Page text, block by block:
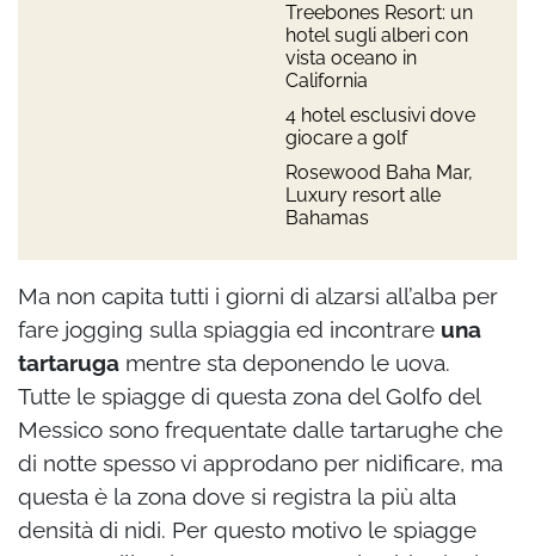
Treebones Resort: un
hotel sugli alberi con
vista oceano in
California
4 hotel esclusivi dove
giocare a golf
Rosewood Baha Mar,
Luxury resort alle
Bahamas
Ma non capita tutti i giorni di alzarsi all’alba per
fare jogging sulla spiaggia ed incontrare una
tartaruga mentre sta deponendo le uova.
Tutte le spiagge di questa zona del Golfo del
Messico sono frequentate dalle tartarughe che
di notte spesso vi approdano per nidificare, ma
questa è la zona dove si registra la più alta
densità di nidi. Per questo motivo le spiagge